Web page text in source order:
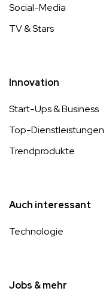
Social-Media
TV & Stars
Innovation
Start-Ups & Business
Top-Dienstleistungen
Trendprodukte
Auch interessant
Technologie
Jobs & mehr